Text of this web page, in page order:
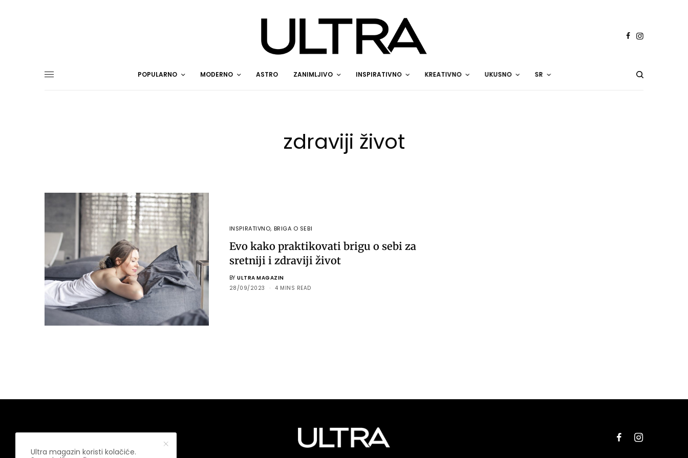
POPULARNO MODERNO ASTRO ZANIMLJIVO INSPIRATIVNO KREATIVNO UKUSNO SR
zdraviji život
INSPIRATIVNO, BRIGA O SEBI
Evo kako praktikovati brigu o sebi za
sretniji i zdraviji život
BY ULTRA MAGAZIN
28/09/2023
4 MINS READ
Ultra magazin koristi kolačiće.